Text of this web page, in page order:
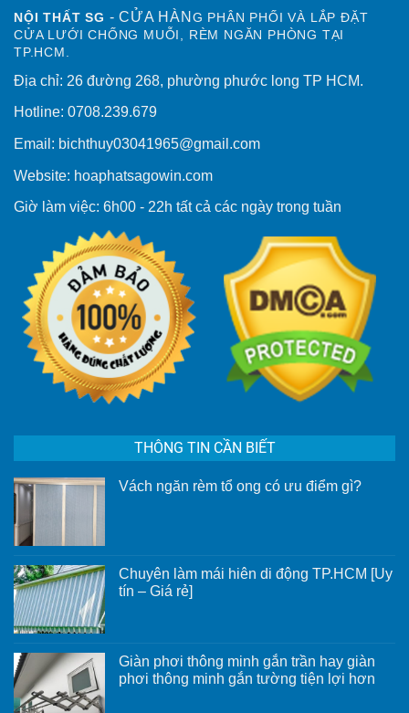
NỘI THẤT SG - CỬA HÀN G PHÂN PHỐI VÀ LẮP ĐẶT
CỬA LƯỚI CHỐNG MUỖI, RÈM NGĂN PHÒNG TẠI
TP.HCM.
Địa chỉ: 26 đường 268, phường phước long TP HCM.
Hotline: 0708.239.679
Email: bichthuy03041965@gmail.com
Website: hoaphatsagowin.com
Giờ làm việc: 6h00 - 22h tất cả các ngày trong tuần
THÔNG TIN CẦN BIẾT
Vách ngăn rèm tổ ong có ưu điểm gì?
ngăn
rèm
tổ
gì?
Chuyên làm mái hiên di động TP.HCM [Uy
tín – Giá rẻ]
ở
Chuyên
làm
Giàn phơi thông minh gắn trần hay giàn
phơi thông minh gắn tường tiện lợi hơn